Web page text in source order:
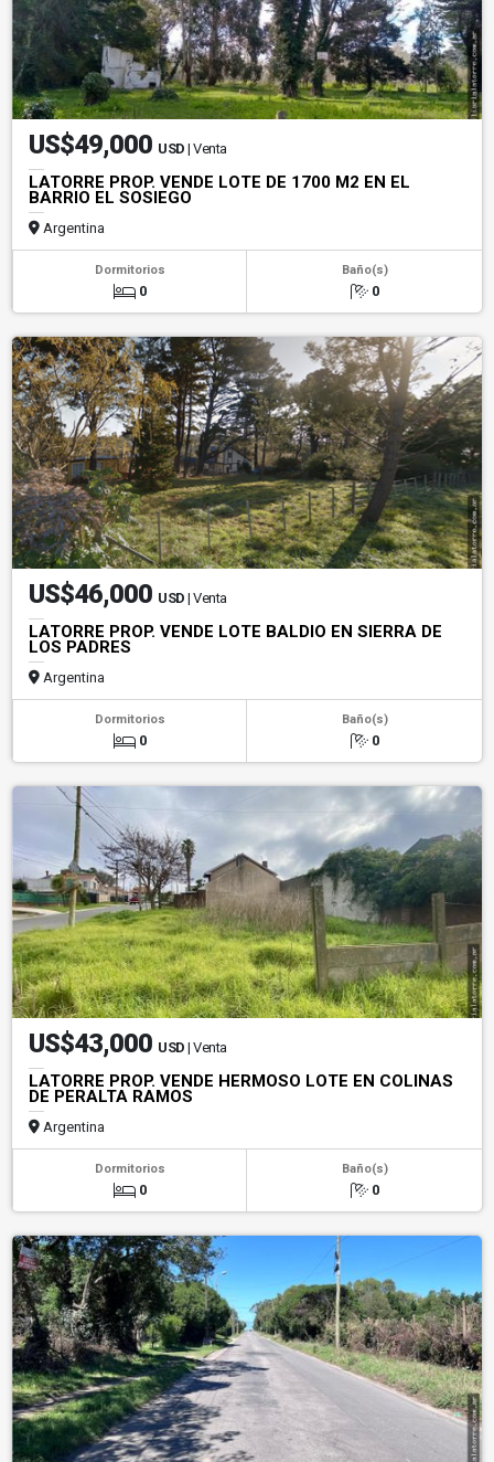
US$49,000 USD | Venta
LATORRE PROP. VENDE LOTE DE 1700 M2 EN EL
BARRIO EL SOSIEGO
Argentina
Dormitorios
0
Baño(s)
0
US$46,000 USD | Venta
LATORRE PROP. VENDE LOTE BALDIO EN SIERRA DE
LOS PADRES
Argentina
Dormitorios
0
Baño(s)
0
US$43,000 USD | Venta
LATORRE PROP. VENDE HERMOSO LOTE EN COLINAS
DE PERALTA RAMOS
Argentina
Dormitorios
0
Baño(s)
0